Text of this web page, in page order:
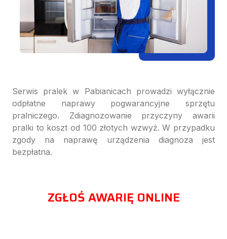
Serwis pralek w Pabianicach prowadzi wyłącznie
odpłatne naprawy pogwarancyjne sprzętu
pralniczego. Zdiagnozowanie przyczyny awarii
pralki to koszt od 100 złotych wzwyż. W przypadku
zgody na naprawę urządzenia diagnoza jest
bezpłatna.
ZGŁOŚ AWARIĘ ONLINE